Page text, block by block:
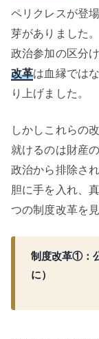
ペリクレスが登
芽がありました
政治参加の区分
改革は血縁では
り上げました。
しかしこれらの
就けるのは財産
政治から排除さ
胆に手を入れ、
つの制度改革を
制度改革①：
に）